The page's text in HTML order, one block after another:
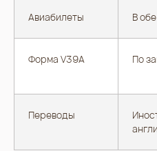
Авиабилеты В
Форма V39A По
Переводы